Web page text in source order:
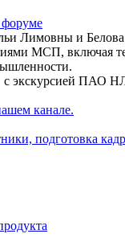
Лимовны и
МСП, включая
экскурсией ПАО
канале.
подготовка